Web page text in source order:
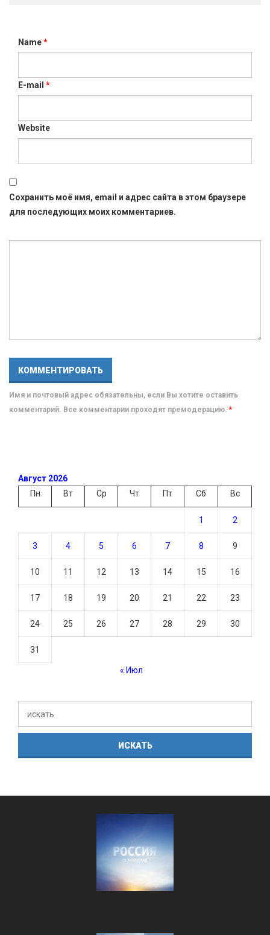
Name*
E-mail *
Website
Сохранить моё имя, email и адрес сайта в этом браузере
для последующих моих комментариев.
Имя и почтовый адрес обязательны, если Вы хотите оставить
комментарий. Все комментарии проходят премодерацию. *
Август 2026
Пн
Вт Ср Чт Пт Сб Вс
1 2
3 4 5 6 7 8 9
10 11 12 13 14 15 16
17 18 19 20 21 22 23
24 25 26 27 28 29 30
31
« Июл